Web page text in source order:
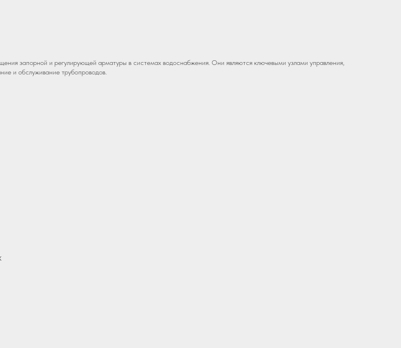
запорной и регулирующей арматуры в системах водоснабжения. Они являются ключевыми узлами управления,
и обслуживание трубопроводов.